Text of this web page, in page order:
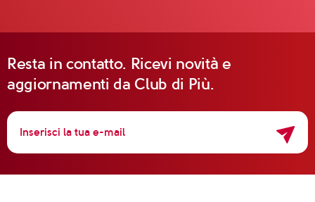
Resta in contatto. Ricevi novità e
aggiornamenti da Club di Più.